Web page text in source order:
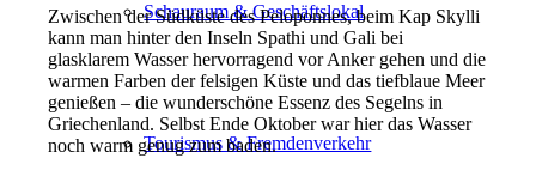
Schauraum & Geschäftslokal
Tourismus & Fremdenverkehr
Zwischen der Südküste des Peloponnes, beim Kap Skylli
kann man hinter den Inseln Spathi und Gali bei
glasklarem Wasser hervorragend vor Anker gehen und die
warmen Farben der felsigen Küste und das tiefblaue Meer
genießen – die wunderschöne Essenz des Segelns in
Griechenland. Selbst Ende Oktober war hier das Wasser
noch warm genug zum baden.